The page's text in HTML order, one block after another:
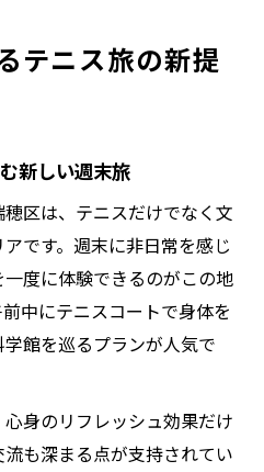
テニス旅の新提
新しい週末旅
区は、テニスだけでなく文
です。週末に非日常を感じ
度に体験できるのがこの地
中にテニスコートで身体を
館を巡るプランが人気で
身のリフレッシュ効果だけ
も深まる点が支持されてい